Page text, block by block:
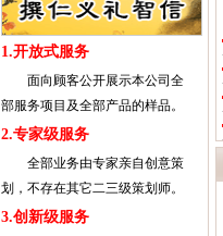
1.开放式服务
面向顾客公开展示本公司全
部服务项目及全部产品的样品。
2.专家级服务
全部业务由专家亲自创意策
划，不存在其它二三级策划师。
3.创新级服务